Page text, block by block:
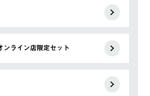
ンライン店限定セット